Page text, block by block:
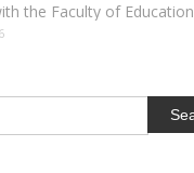
the Faculty of Education